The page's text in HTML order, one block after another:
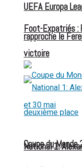
UEFA Europa
rapproche le
Coupe du
Foot-Expatriés :
victoire
National 1: